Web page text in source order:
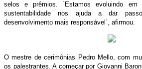
selos e prêmios. `Estamos evoluindo
sustentabilidade nos ajuda a dar
desenvolvimento mais responsável`, afirmou.
O mestre de cerimônias Pedro Mello, com
os palestrantes. A começar por Giovanni